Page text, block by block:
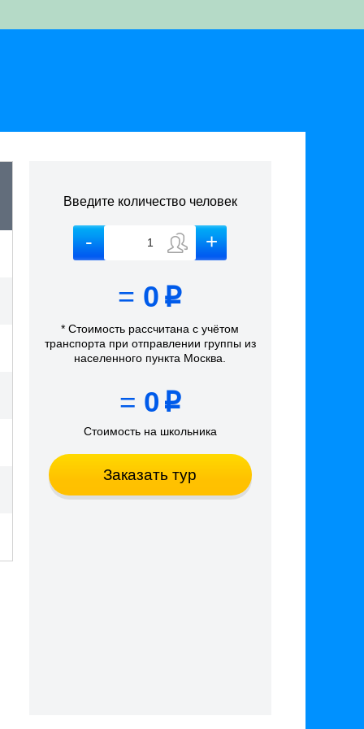
Введите количество человек
= 0 p
* Стоимость рассчитанас учётом
транспорта при отправлении группы из
населенного пункта Москва
= 0 p
Стоимость на школьника
Заказать тур